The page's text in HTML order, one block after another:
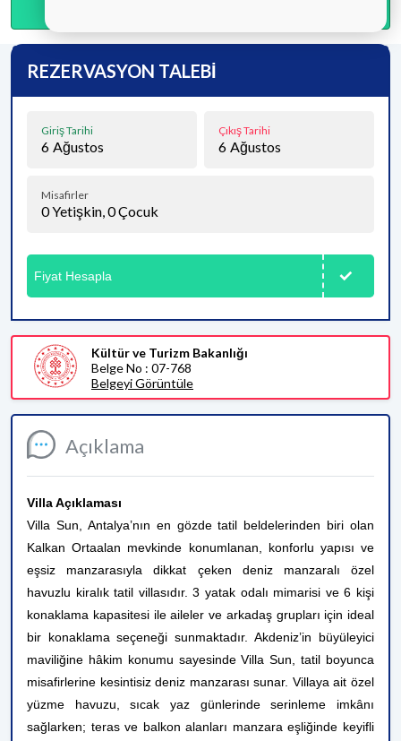
Açıklama
Villa Açıklaması
Villa Sun, Antalya’nın en gözde tatil beldelerinden biri olan
Kalkan Ortaalan mevkinde konumlanan, konforlu yapısı ve
eşsiz manzarasıyla dikkat çeken deniz manzaralı özel
havuzlu kiralık tatil villasıdır. 3 yatak odalı mimarisi ve 6 kişi
konaklama kapasitesi ile aileler ve arkadaş grupları için ideal
bir konaklama seçeneği sunmaktadır.Akdeniz’in büyüleyici
maviliğine hâkim konumu sayesinde Villa Sun, tatil boyunca
misafirlerine kesintisiz deniz manzarası sunar. Villaya ait özel
yüzme havuzu, sıcak yaz günlerinde serinleme imkânı
sağlarken; teras ve balkon alanları manzara eşliğinde keyifli
REZERVASYON TALEBİ
Giriş Tarihi
6 Ağustos
Çıkış Tarihi
6 Ağustos
Misafirler
0Yetişkin,0Çocuk
Fiyat Hesapla
Kültür ve Turizm Bakanlığı
Belge No : 07-768
Belgeyi Görüntüle